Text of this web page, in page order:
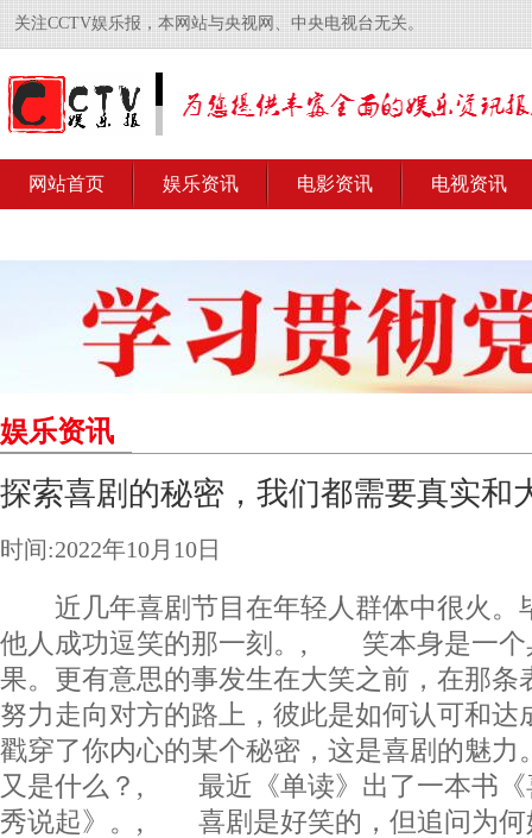
关注CCTV娱乐报，本网站与央视网、中央电视台无关。
网站首页 娱乐资讯 电影资讯 电视资讯
娱乐资讯
探索喜剧的秘密，我们都需要真实和
时间:2022年10月10日
近几年喜剧节目在年轻人群体中很火。
他人成功逗笑的那一刻。, 笑本身是一个
果。更有意思的事发生在大笑之前，在那条
努力走向对方的路上，彼此是如何认可
戳穿了你内心的某个秘密，这是喜剧的魅力
又是什么？, 最近《单读》出了一本书《
秀说起》。, 喜剧是好笑的，但追问为何